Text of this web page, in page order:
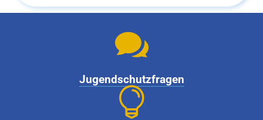

Jugendschutzfragen
